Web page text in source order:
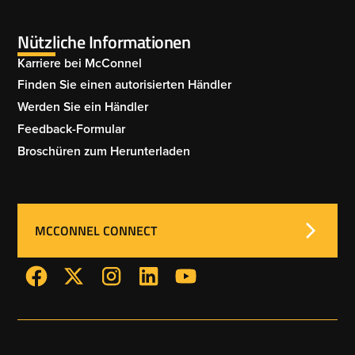
GRASSLAND SHAKAERATOR 007
REJUVENATOR 005
REJUVENATOR 007
Nützliche Informationen
Karriere bei McConnel
Finden Sie einen autorisierten Händler
Werden Sie ein Händler
Feedback-Formular
Broschüren zum Herunterladen
MCCONNEL CONNECT